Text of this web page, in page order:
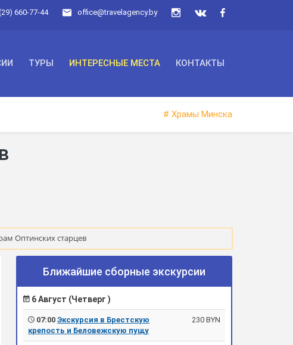
office@travelagency.by
660-77-44
ТУРЫ ИНТЕРЕСНЫЕ МЕСТА КОНТАКТЫ
# Храмы Минска
Оптинских старцев
Ближайшие сборные экскурсии
6 Август (Четверг )
07:00Экскурсия в Брестскую
крепость и Беловежскую пущу
230 BYN